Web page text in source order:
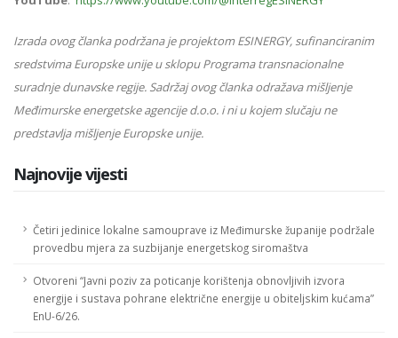
Izrada ovog članka podržana je projektom ESINERGY, sufinanciranim
sredstvima Europske unije u sklopu Programa transnacionalne
suradnje dunavske regije. Sadržaj ovog članka odražava mišljenje
Međimurske energetske agencije d.o.o. i ni u kojem slučaju ne
predstavlja mišljenje Europske unije.
Najnovije vijesti
Četiri jedinice lokalne samouprave iz Međimurske županije podržale
provedbu mjera za suzbijanje energetskog siromaštva
Otvoreni “Javni poziv za poticanje korištenja obnovljivih izvora
energije i sustava pohrane električne energije u obiteljskim kućama”
EnU-6/26.